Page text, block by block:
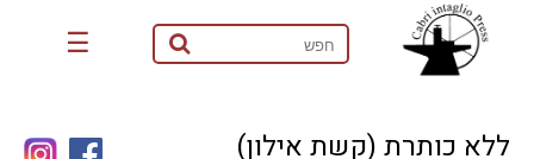
☰
ללא כותרת (קשת אילון)